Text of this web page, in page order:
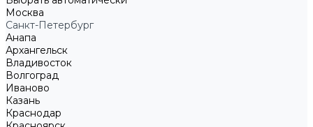
Москва
Санкт-Петербург
Анапа
Архангельск
Владивосток
Волгоград
Иваново
Казань
Краснодар